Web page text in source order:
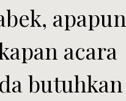
apapun
acara
butuhkan